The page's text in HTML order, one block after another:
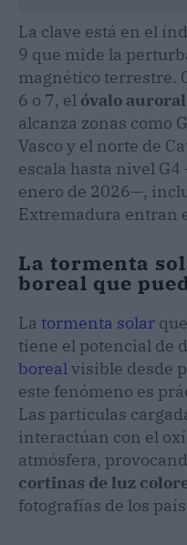
La clave está en el
9 que mide la
magnético terrestre.
6 o 7, el óvalo
alcanza zonas como
Vasco y el norte de
escala hasta nivel
enero de 2026—,
Extremadura entran
La tormenta
boreal que
La tormenta solar
tiene el potencial de
borealvisible desde
este fenómeno es
Las partículas
interactúan con el
atmósfera,
cortinas de luz
fotografías de los